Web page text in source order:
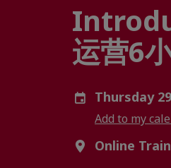
运营6
Thursday
Add to my
Online